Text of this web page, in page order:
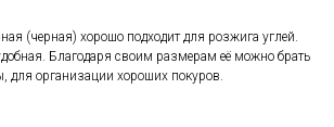
(черная) хорошо подходит для розжига углей.
Благодаря своим размерам её можно брать
для организации хороших покуров.